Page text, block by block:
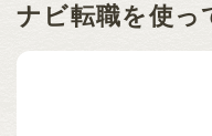
お役立ち資料
イベント
ナビ転職を使っ